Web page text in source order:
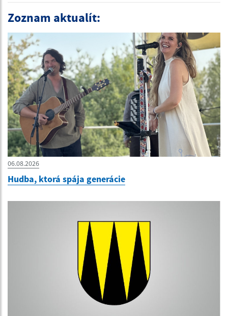
Zoznam aktualít:
06.08.2026
Hudba, ktorá spája generácie